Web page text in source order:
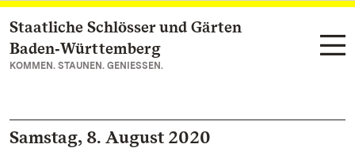
Zum Hauptinhalt springen
Staatliche Schlösser und Gärten
Baden‑Württemberg
KOMMEN. STAUNEN. GENIESSEN.
Samstag, 8. August 2020